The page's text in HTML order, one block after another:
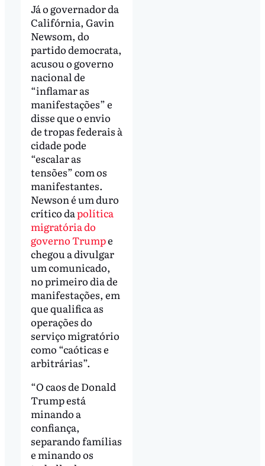
Já o governador da
Califórnia, Gavin
Newsom, do
partido democrata,
acusou o governo
nacional de
“inflamar as
manifestações” e
disse que o envio
de tropas federais à
cidade pode
“escalar as
tensões” com os
manifestantes.
Newson é um duro
crítico dapolítica
migratória do
governo Trumpe
chegou a divulgar
um comunicado,
no primeiro dia de
manifestações, em
que qualifica as
operações do
serviço migratório
como “caóticas e
arbitrárias”.
“O caos de Donald
Trump está
minando a
confiança,
separando famílias
e minando os